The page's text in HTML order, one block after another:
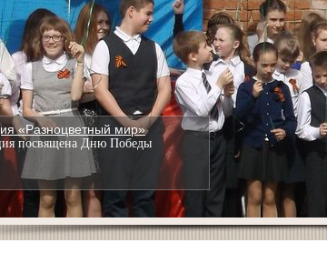
«Разноцветный мир»
посвящена Дню Победы
1 2 3 4 5 7 9